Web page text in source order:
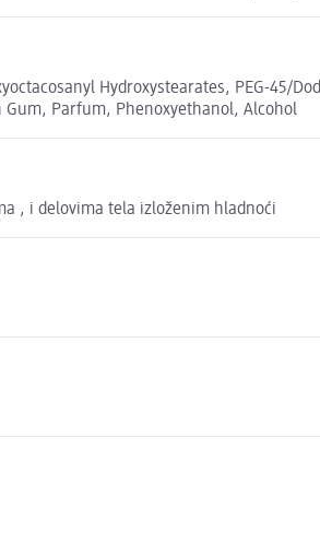
Hydroxystearates, PEG-45/
Parfum, Phenoxyethanol, Alcohol
, i delovima tela izloženim hladnoći